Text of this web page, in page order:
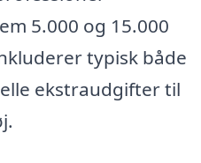
5.000 og 15.000
typisk både
ekstraudgifter til